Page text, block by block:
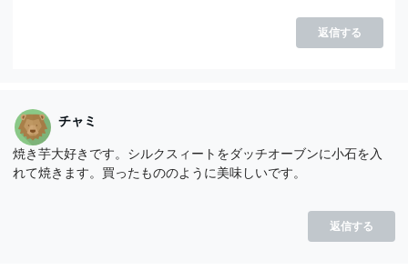
返信する
チャミ
焼き芋大好きです。シルクスィートをダッチオーブンに小石を入
れて焼きます。買ったもののように美味しいです。
返信する